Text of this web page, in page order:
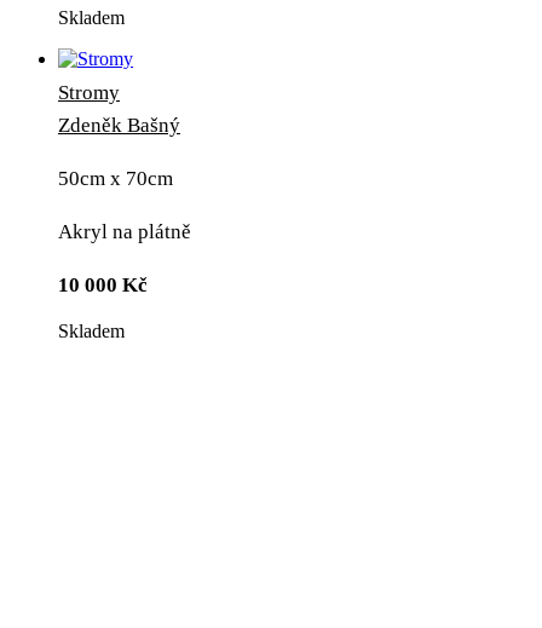
Skladem
Stromy
Zdeněk Bašný
50cm x 70cm
Akryl na plátně
10 000 Kč
Skladem